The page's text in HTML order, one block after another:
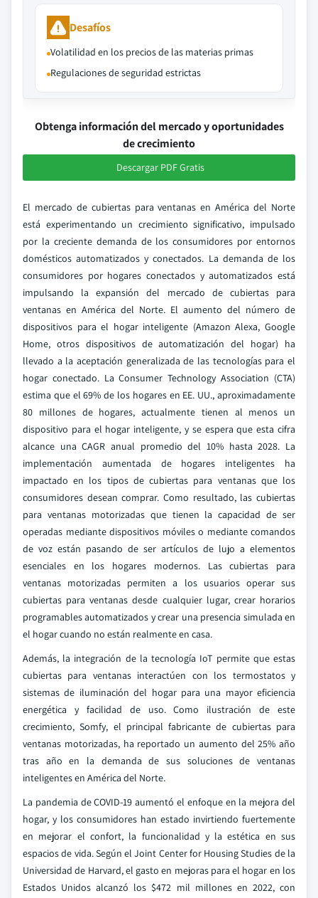
Desafíos
Volatilidad en los precios de las materias primas
Regulaciones de seguridad estrictas
Obtenga información del mercado y oportunidades
de crecimiento
Descargar PDF Gratis
El mercado de cubiertas para ventanas en América del Norte
está experimentando un crecimiento significativo, impulsado
por la creciente demanda de los consumidores por entornos
domésticos automatizados y conectados. La demanda de los
consumidores por hogares conectados y automatizados está
impulsando la expansión del mercado de cubiertas para
ventanas en América del Norte. El aumento del número de
dispositivos para el hogar inteligente (Amazon Alexa, Google
Home, otros dispositivos de automatización del hogar) ha
llevado a la aceptación generalizada de las tecnologías para el
hogar conectado. La Consumer Technology Association (CTA)
estima que el 69% de los hogares en EE. UU., aproximadamente
80 millones de hogares, actualmente tienen al menos un
dispositivo para el hogar inteligente, y se espera que esta cifra
alcance una CAGR anual promedio del 10% hasta 2028. La
implementación aumentada de hogares inteligentes ha
impactado en los tipos de cubiertas para ventanas que los
consumidores desean comprar. Como resultado, las cubiertas
para ventanas motorizadas que tienen la capacidad de ser
operadas mediante dispositivos móviles o mediante comandos
de voz están pasando de ser artículos de lujo a elementos
esenciales en los hogares modernos. Las cubiertas para
ventanas motorizadas permiten a los usuarios operar sus
cubiertas para ventanas desde cualquier lugar, crear horarios
programables automatizados y crear una presencia simulada en
el hogar cuando no están realmente en casa.
Además, la integración de la tecnología IoT permite que estas
cubiertas para ventanas interactúen con los termostatos y
sistemas de iluminación del hogar para una mayor eficiencia
energética y facilidad de uso. Como ilustración de este
crecimiento, Somfy, el principal fabricante de cubiertas para
ventanas motorizadas, ha reportado un aumento del 25% año
tras año en la demanda de sus soluciones de ventanas
inteligentes en América del Norte.
La pandemia de COVID-19 aumentó el enfoque en la mejora del
hogar, y los consumidores han estado invirtiendo fuertemente
en mejorar el confort, la funcionalidad y la estética en sus
espacios de vida. Según el Joint Center for Housing Studies de la
Universidad de Harvard, el gasto en mejoras para el hogar en los
Estados Unidos alcanzó los $472 mil millones en 2022, con